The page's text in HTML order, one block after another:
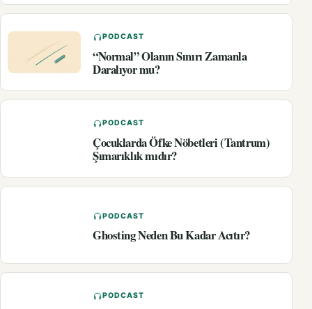
PODCAST
“Normal” Olanın Sınırı Zamanla
Daralıyor mu?
PODCAST
Çocuklarda Öfke Nöbetleri (Tantrum)
Şımarıklık mıdır?
PODCAST
Ghosting Neden Bu Kadar Acıtır?
PODCAST